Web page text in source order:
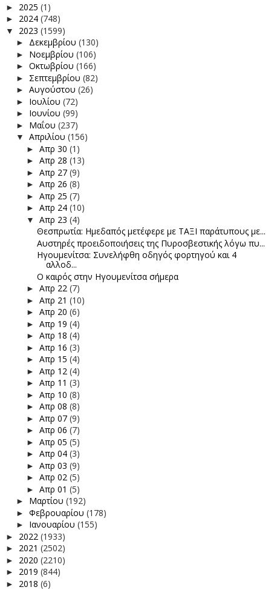
► 2025 (1)
► 2024 (748)
▼ 2023 (1599)
► Δεκεμβρίου (130)
► Νοεμβρίου (106)
► Οκτωβρίου (166)
► Σεπτεμβρίου (82)
► Αυγούστου (26)
► Ιουλίου (72)
► Ιουνίου (99)
► Μαΐου (237)
▼ Απριλίου (156)
► Απρ 30 (1)
► Απρ 28 (13)
► Απρ 27 (9)
► Απρ 26 (8)
► Απρ 25 (7)
► Απρ 24 (10)
▼ Απρ 23 (4)
Θεσπρωτία: Ημεδαπός μετέφερε με ΤΑΞΙ παράτυπους με...
Αυστηρές προειδοποιήσεις της Πυροσβεστικής λόγω πυ...
Ηγουμενίτσα: Συνελήφθη οδηγός φορτηγού και 4
αλλοδ...
Ο καιρός στην Ηγουμενίτσα σήμερα
► Απρ 22 (7)
► Απρ 21 (10)
► Απρ 20 (6)
► Απρ 19 (4)
► Απρ 18 (4)
► Απρ 16 (3)
► Απρ 15 (4)
► Απρ 12 (4)
► Απρ 11 (3)
► Απρ 10 (8)
► Απρ 08 (8)
► Απρ 07 (9)
► Απρ 06 (7)
► Απρ 05 (5)
► Απρ 04 (3)
► Απρ 03 (9)
► Απρ 02 (5)
► Απρ 01 (5)
► Μαρτίου (192)
► Φεβρουαρίου (178)
► Ιανουαρίου (155)
► 2022 (1933)
► 2021 (2502)
► 2020 (2210)
► 2019 (844)
► 2018 (6)